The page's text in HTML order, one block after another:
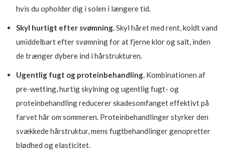
hvis du opholder dig i solen i længere tid.
Skyl hurtigt efter svømning.Skyl håret med rent, koldt vand
umiddelbart efter svømning for at fjerne klor og salt, inden
de trænger dybere ind i hårstrukturen.
Ugentlig fugt og proteinbehandling. Kombinationen af
pre-wetting, hurtig skylning og ugentlig fugt- og
proteinbehandling reducerer skadesomfanget effektivt på
farvet hår om sommeren. Proteinbehandlinger styrker den
svækkede hårstruktur, mens fugtbehandlinger genopretter
blødhed og elasticitet.